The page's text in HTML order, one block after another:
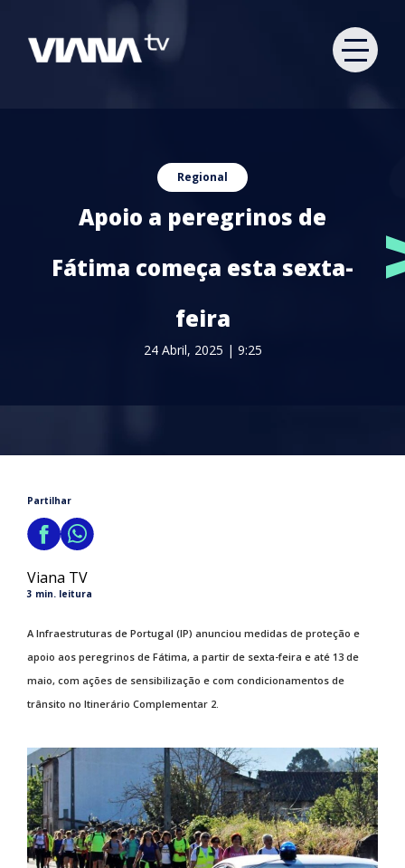
Regional
Apoio a peregrinos de
Fátima começa esta sexta-
feira
24 Abril, 2025 | 9:25
Partilhar
Viana TV
3 min. leitura
A Infraestruturas de Portugal (IP) anunciou medidas de proteção e
apoio aos peregrinos de Fátima, a partir de sexta-feira e até 13 de
maio, com ações de sensibilização e com condicionamentos de
trânsito no Itinerário Complementar 2.